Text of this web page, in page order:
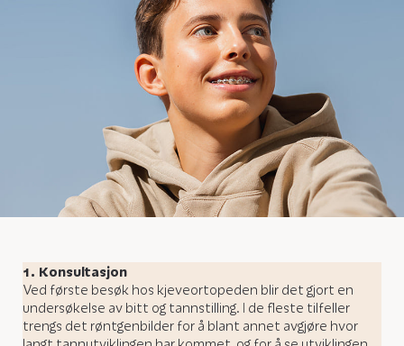
1. Konsultasjon
Ved første besøk hos kjeveortopeden blir det gjort en
undersøkelse av bitt og tannstilling. I de fleste tilfeller
trengs det røntgenbilder for å blant annet avgjøre hvor